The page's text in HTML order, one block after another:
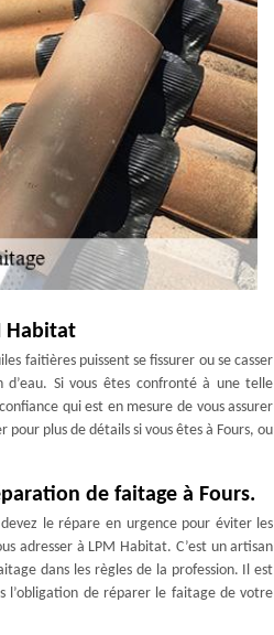
Habitat
faitières puissent se fissurer ou se casser
Si vous êtes confronté à une telle
qui est en mesure de vous assurer
plus de détails si vous êtes à Fours, ou
de faitage à Fours.
le répare en urgence pour éviter les
adresser à LPM Habitat. C’est un artisan
dans les règles de la profession. Il est
l’obligation de réparer le faitage de votre